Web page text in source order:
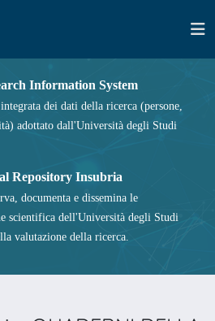
Information System
dei dati della ricerca (persone,
adottato dall'Università degli Studi
Repository Insubria
documenta e dissemina le
scientifica dell'Università degli Studi
valutazione della ricerca.